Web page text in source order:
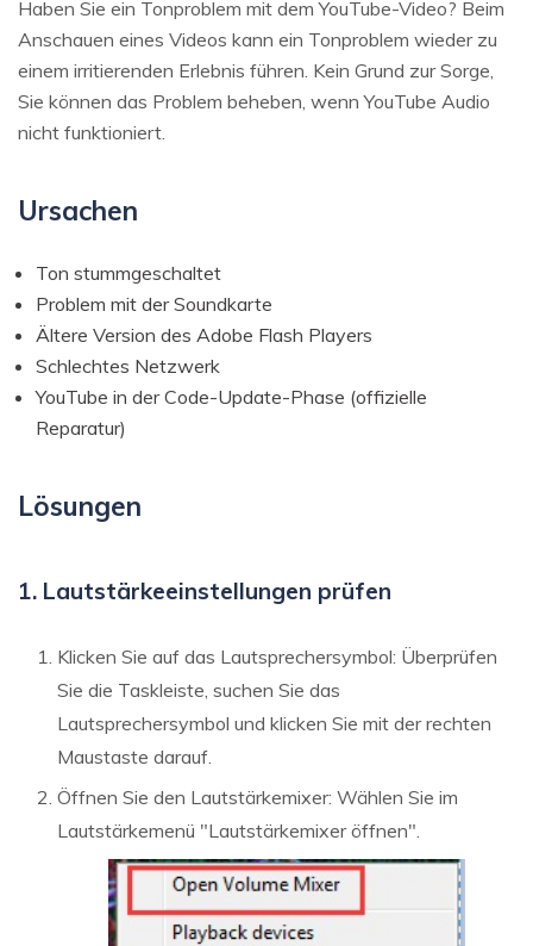
Haben Sie ein Tonproblem mit dem YouTube-Video? Beim
Anschauen eines Videos kann ein Tonproblem wieder zu
einem irritierenden Erlebnis führen. Kein Grund zur Sorge,
Sie können das Problem beheben, wenn YouTube Audio
nicht funktioniert.
Ursachen
Ton stummgeschaltet
Problem mit der Soundkarte
Ältere Version des Adobe Flash Players
Schlechtes Netzwerk
YouTube in der Code-Update-Phase (offizielle
Reparatur)
Lösungen
1. Lautstärkeeinstellungen prüfen
Klicken Sie auf das Lautsprechersymbol: Überprüfen
Sie die Taskleiste, suchen Sie das
Lautsprechersymbol und klicken Sie mit der rechten
Maustaste darauf.
Öffnen Sie den Lautstärkemixer: Wählen Sie im
Lautstärkemenü "Lautstärkemixer öffnen".